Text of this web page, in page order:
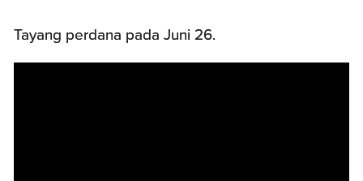
Tayang perdana pada Juni 26.